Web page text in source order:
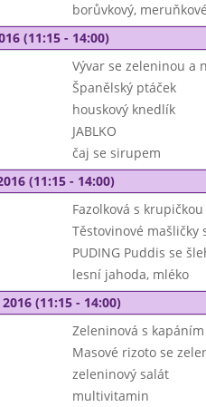
borůvkový,
(11:15 - 14:00)
Vývar se zeleninou a
Španělský ptáček
houskový knedlík
JABLKO
čaj se sirupem
(11:15 - 14:00)
Fazolková s krupičkou
Těstovinové mašličky
PUDING Puddis se
lesní jahoda, mléko
(11:15 - 14:00)
Zeleninová s kapáním
Masové rizoto se
zeleninový salát
multivitamin